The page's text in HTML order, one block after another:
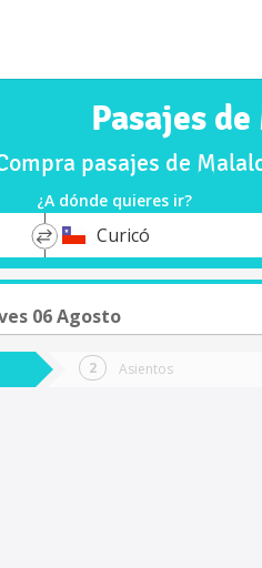
Pasajes
pasajes de
¿A dónde quieres ir?
*
DestinoCuricó
06 Agosto
Asientos